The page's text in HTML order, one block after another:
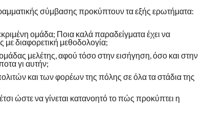
σύμβασης προκύπτουν τα εξής ερωτήματα:
ομάδα; Ποια καλά παραδείγματα έχει να
διαφορετική μεθοδολογία;
μελέτης, αφού τόσο στην εισήγηση, όσο και στην
γι αυτήν;
και των φορέων της πόλης σε όλα τα στάδια της
ώστε να γίνεται κατανοητό το πώς προκύπτει η